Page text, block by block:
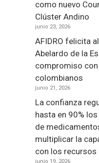
como nuevo
Clúster Andino
junio 23, 2026
AFIDRO felicita
Abelardo de la
compromiso
colombianos
junio 21, 2026
La confianza
hasta en 90%
de
multiplicar la
con los recursos
junio 19, 2026